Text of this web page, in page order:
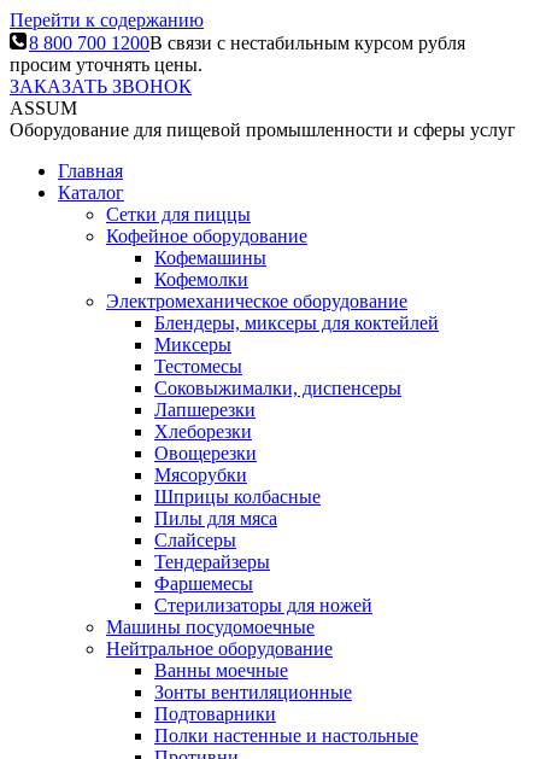
Перейти к содержанию
8 800 700 1200В связи с нестабильным курсом рубля
просим уточнять цены.
ЗАКАЗАТЬ ЗВОНОК
ASSUM
Оборудование для пищевой промышленности и сферы услуг
Главная
Каталог
Сетки для пиццы
Кофейное оборудование
Кофемашины
Кофемолки
Электромеханическое оборудование
Блендеры, миксеры для коктейлей
Миксеры
Тестомесы
Соковыжималки, диспенсеры
Лапшерезки
Хлеборезки
Овощерезки
Мясорубки
Шприцы колбасные
Пилы для мяса
Слайсеры
Тендерайзеры
Фаршемесы
Стерилизаторы для ножей
Машины посудомоечные
Нейтральное оборудование
Ванны моечные
Зонты вентиляционные
Подтоварники
Полки настенные и настольные